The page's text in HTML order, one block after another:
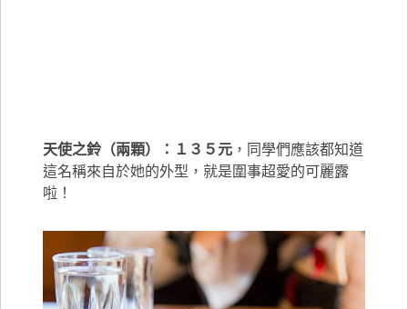
天使之鈴（兩顆）：１３５元 ，同學們應該都知道
這名稱來自於她的外型，就是圍事超愛的可麗露
啦！